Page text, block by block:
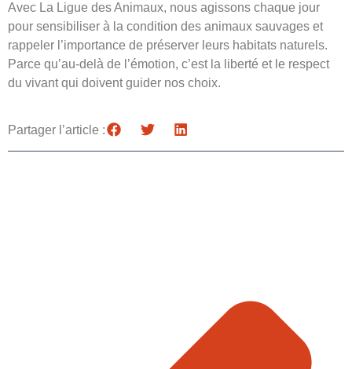
Avec La Ligue des Animaux, nous agissons chaque jour
pour sensibiliser à la condition des animaux sauvages et
rappeler l’importance de préserver leurs habitats naturels.
Parce qu’au-delà de l’émotion, c’est la liberté et le respect
du vivant qui doivent guider nos choix.
Partager l’article :